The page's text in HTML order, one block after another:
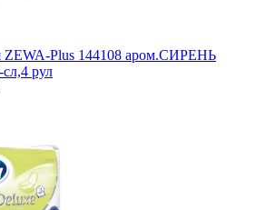
ZEWA-Plus 144108 аром.СИРЕНЬ
рул